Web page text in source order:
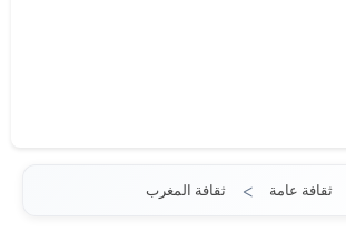
ثقافة المغرب ثقافة عامة